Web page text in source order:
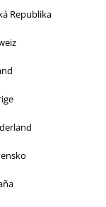
Republika